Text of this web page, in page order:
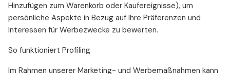
Hinzufügen zum Warenkorb oder Kaufereignisse), um
persönliche Aspekte in Bezug auf Ihre Präferenzen und
Interessen für Werbezwecke zu bewerten.
So funktioniert Profiling
Im Rahmen unserer Marketing- und Werbemaßnahmen kann